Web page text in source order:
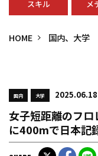
スキル メ
HOME 国内、大学
国内 大学 2025.06.18
女子短距離のフロ
に400mで日本記